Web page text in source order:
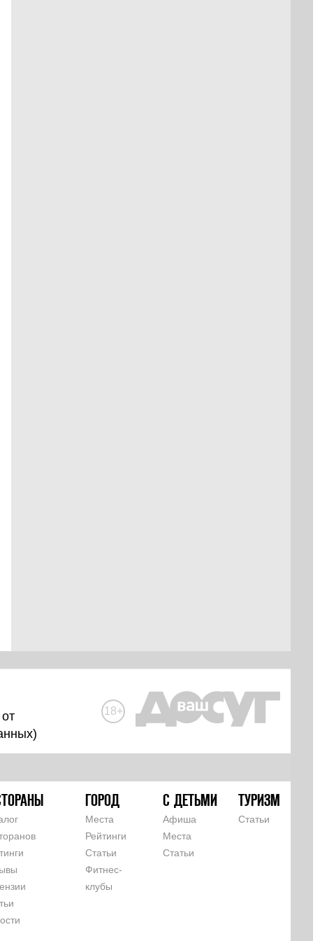
)
18+
ГОРОД
Места
Рейтинги
Статьи
Фитнес-
клубы
С ДЕТЬМИ
Афиша
Места
Статьи
ТУРИЗМ
Статьи